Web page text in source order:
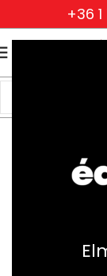
+36
Análgyöngyök